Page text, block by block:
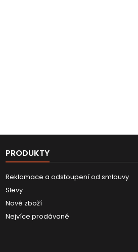
PRODUKTY
Reklamace a odstoupení od smlouvy
Slevy
Nové zboží
Nejvíce prodávané